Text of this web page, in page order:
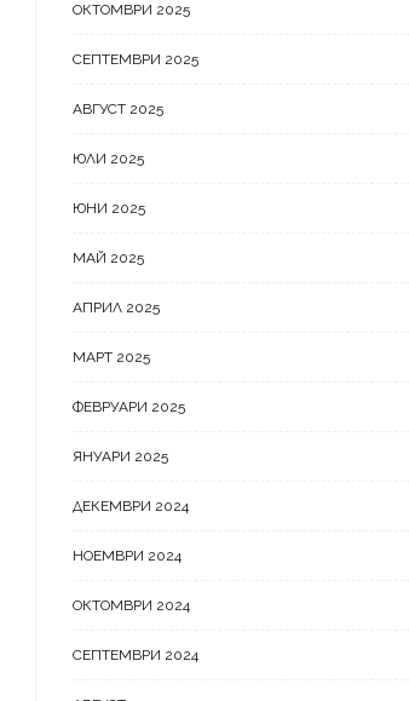
ОКТОМВРИ 2025
СЕПТЕМВРИ 2025
АВГУСТ 2025
ЮЛИ 2025
ЮНИ 2025
МАЙ 2025
АПРИЛ 2025
МАРТ 2025
ФЕВРУАРИ 2025
ЯНУАРИ 2025
ДЕКЕМВРИ 2024
НОЕМВРИ 2024
ОКТОМВРИ 2024
СЕПТЕМВРИ 2024